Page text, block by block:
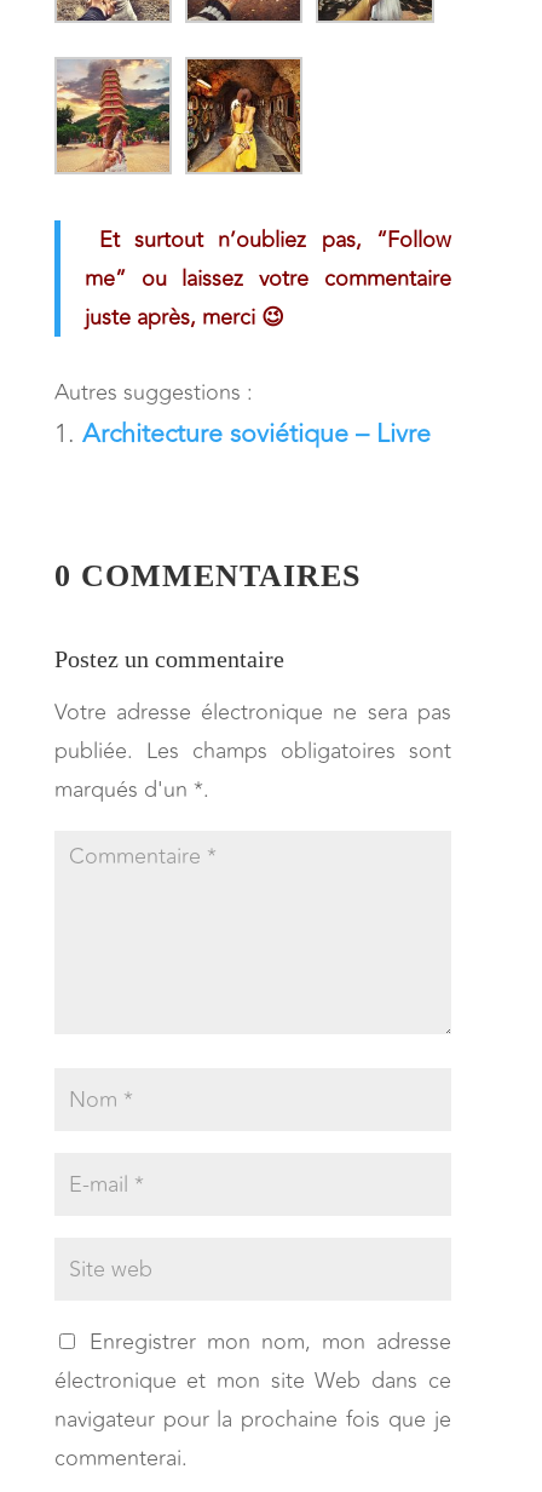
Et surtout n’oubliez pas, “Follow
me” ou laissez votre commentaire
juste après, merci 😉
Autres suggestions :
Architecture soviétique – Livre
0 COMMENTAIRES
Postez un commentaire
Votre adresse électronique ne sera pas
publiée. Les champs obligatoires sont
marqués d'un *.
Enregistrer mon nom, mon adresse
électronique et mon site Web dans ce
navigateur pour la prochaine fois que je
commenterai.